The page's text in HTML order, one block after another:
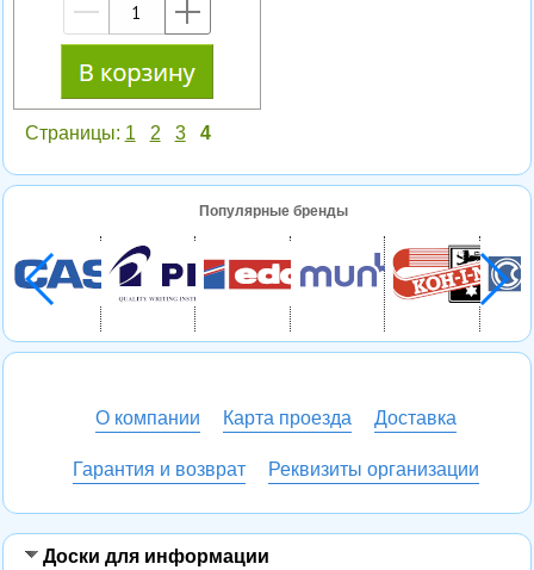
Доски для информации
—
Страницы: 1 2 3 4
Популярные бренды
О компании Карта проезда Доставка
Гарантия и возврат Реквизиты организации